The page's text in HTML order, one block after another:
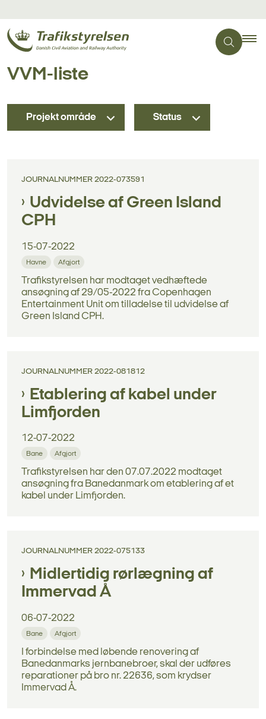
VVM-liste
Projekt område Status
JOURNALNUMMER 2022-073591
Udvidelse af Green Island
CPH
15-07-2022
Havne Afgjort
Trafikstyrelsen har modtaget vedhæftede
ansøgning af 29/05-2022 fra Copenhagen
Entertainment Unit om tilladelse til udvidelse af
Green Island CPH.
JOURNALNUMMER 2022-081812
Etablering af kabel under
Limfjorden
12-07-2022
Bane Afgjort
Trafikstyrelsen har den 07.07.2022 modtaget
ansøgning fra Banedanmark om etablering af et
kabel under Limfjorden.
JOURNALNUMMER 2022-075133
Midlertidig rørlægning af
Immervad Å
06-07-2022
Bane Afgjort
I forbindelse med løbende renovering af
Banedanmarks jernbanebroer, skal der udføres
reparationer på bro nr. 22636, som krydser
Immervad Å.